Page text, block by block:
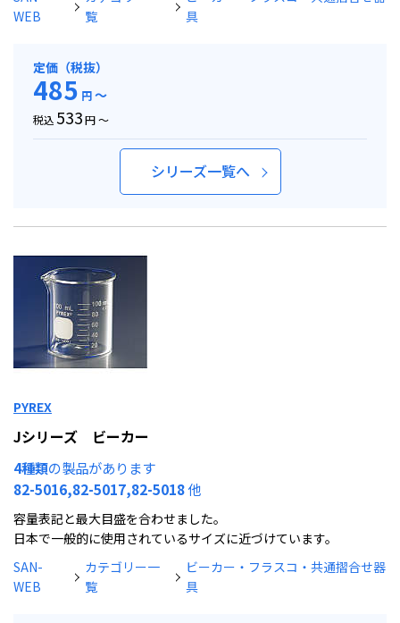
WEB
覧
具
定価（税抜）
485 円～
税込 533円 ～
シリーズ一覧へ
PYREX
Jシリーズ ビーカー
4種類の製品があります
82-5016,82-5017,82-5018他
容量表記と最大目盛を合わせました。
日本で一般的に使用されているサイズに近づけています。
SAN-
WEB
カテゴリー一
覧
ビーカー・フラスコ・共通摺合せ器
具